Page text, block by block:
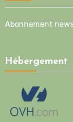
Abonnement
Hébergement